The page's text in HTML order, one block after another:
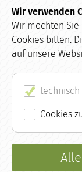
Wir verwenden
Wir möchten
Cookies bitten.
auf unsere
technisch
Cookies